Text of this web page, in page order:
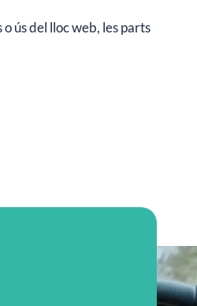
ús del lloc web, les parts